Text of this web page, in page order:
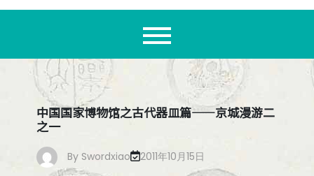
中国国家博物馆之古代器皿篇——京城漫游二
之一
By Swordxiao 2011年10月15日